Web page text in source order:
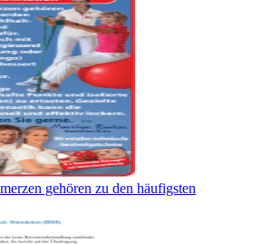
gehören zu den häufigsten